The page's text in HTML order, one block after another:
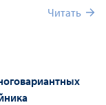
Читать